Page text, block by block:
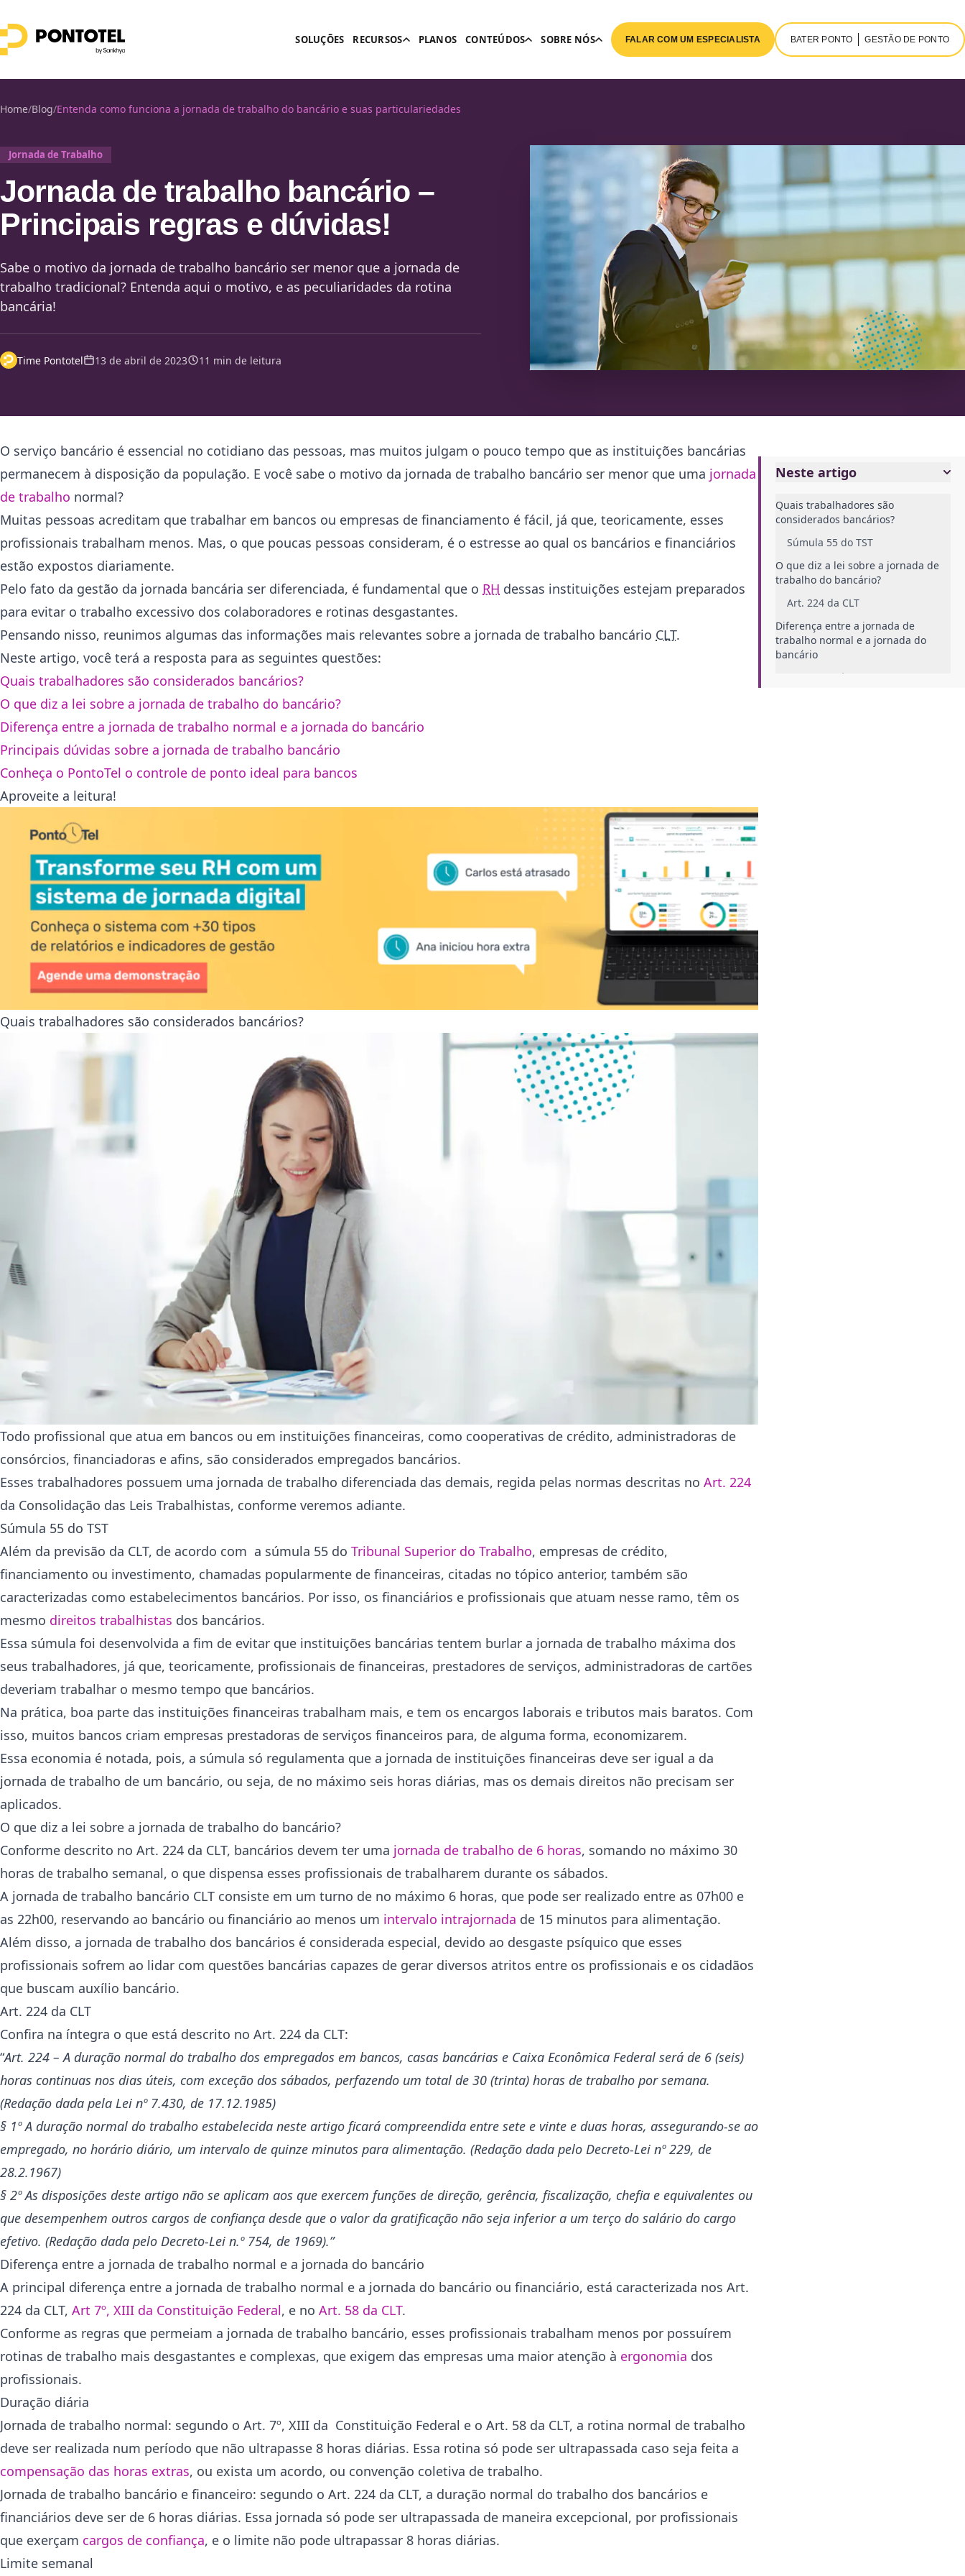
SOLUÇÕES RECURSOS PLANOS CONTEÚDOS SOBRE NÓS FALAR COM UM ESPECIALISTA BATER PONTO GESTÃO DE PONTO
Home/Blog/Entenda como funciona a jornada de trabalho do bancário e suas particulariedades
Jornada de Trabalho
Jornada de trabalho bancário –
Principais regras e dúvidas!
Sabe o motivo da jornada de trabalho bancário ser menor que a jornada de
trabalho tradicional? Entenda aqui o motivo, e as peculiaridades da rotina
bancária!
Time Pontotel 13 de abril de 2023 11 min de leitura
Neste artigo
Quais trabalhadores são
considerados bancários?
Súmula 55 do TST
O que diz a lei sobre a jornada de
trabalho do bancário?
Art. 224 da CLT
Diferença entre a jornada de
trabalho normal e a jornada do
bancário
Duração diária
O serviço bancário é essencial no cotidiano das pessoas, mas muitos julgam o pouco tempo que as instituições bancárias
permanecem à disposição da população. E você sabe o motivo da jornada de trabalho bancário ser menor que uma jornada
de trabalho normal?
Muitas pessoas acreditam que trabalhar em bancos ou empresas de financiamento é fácil, já que, teoricamente, esses
profissionais trabalham menos. Mas, o que poucas pessoas consideram, é o estresse ao qual os bancários e financiários
estão expostos diariamente.
Pelo fato da gestão da jornada bancária ser diferenciada, é fundamental que o RH dessas instituições estejam preparados
para evitar o trabalho excessivo dos colaboradores e rotinas desgastantes.
Pensando nisso, reunimos algumas das informações mais relevantes sobre a jornada de trabalho bancário CLT.
Neste artigo, você terá a resposta para as seguintes questões:
Quais trabalhadores são considerados bancários?
O que diz a lei sobre a jornada de trabalho do bancário?
Diferença entre a jornada de trabalho normal e a jornada do bancário
Principais dúvidas sobre a jornada de trabalho bancário
Conheça o PontoTel o controle de ponto ideal para bancos
Aproveite a leitura!
Quais trabalhadores são considerados bancários?
Todo profissional que atua em bancos ou em instituições financeiras, como cooperativas de crédito, administradoras de
consórcios, financiadoras e afins, são considerados empregados bancários.
Esses trabalhadores possuem uma jornada de trabalho diferenciada das demais, regida pelas normas descritas no Art. 224
da Consolidação das Leis Trabalhistas, conforme veremos adiante.
Súmula 55 do TST
Além da previsão da CLT, de acordo com a súmula 55 do Tribunal Superior do Trabalho, empresas de crédito,
financiamento ou investimento, chamadas popularmente de financeiras, citadas no tópico anterior, também são
caracterizadas como estabelecimentos bancários. Por isso, os financiários e profissionais que atuam nesse ramo, têm os
mesmo direitos trabalhistas dos bancários.
Essa súmula foi desenvolvida a fim de evitar que instituições bancárias tentem burlar a jornada de trabalho máxima dos
seus trabalhadores, já que, teoricamente, profissionais de financeiras, prestadores de serviços, administradoras de cartões
deveriam trabalhar o mesmo tempo que bancários.
Na prática, boa parte das instituições financeiras trabalham mais, e tem os encargos laborais e tributos mais baratos. Com
isso, muitos bancos criam empresas prestadoras de serviços financeiros para, de alguma forma, economizarem.
Essa economia é notada, pois, a súmula só regulamenta que a jornada de instituições financeiras deve ser igual a da
jornada de trabalho de um bancário, ou seja, de no máximo seis horas diárias, mas os demais direitos não precisam ser
aplicados.
O que diz a lei sobre a jornada de trabalho do bancário?
Conforme descrito no Art. 224 da CLT, bancários devem ter uma jornada de trabalho de 6 horas, somando no máximo 30
horas de trabalho semanal, o que dispensa esses profissionais de trabalharem durante os sábados.
A jornada de trabalho bancário CLT consiste em um turno de no máximo 6 horas, que pode ser realizado entre as 07h00 e
as 22h00, reservando ao bancário ou financiário ao menos um intervalo intrajornada de 15 minutos para alimentação.
Além disso, a jornada de trabalho dos bancários é considerada especial, devido ao desgaste psíquico que esses
profissionais sofrem ao lidar com questões bancárias capazes de gerar diversos atritos entre os profissionais e os cidadãos
que buscam auxílio bancário.
Art. 224 da CLT
Confira na íntegra o que está descrito no Art. 224 da CLT:
“Art. 224 – A duração normal do trabalho dos empregados em bancos, casas bancárias e Caixa Econômica Federal será de 6 (seis)
horas continuas nos dias úteis, com exceção dos sábados, perfazendo um total de 30 (trinta) horas de trabalho por semana.
(Redação dada pela Lei nº 7.430, de 17.12.1985)
§ 1º A duração normal do trabalho estabelecida neste artigo ficará compreendida entre sete e vinte e duas horas, assegurando-se ao
empregado, no horário diário, um intervalo de quinze minutos para alimentação. (Redação dada pelo Decreto-Lei nº 229, de
28.2.1967)
§ 2º As disposições deste artigo não se aplicam aos que exercem funções de direção, gerência, fiscalização, chefia e equivalentes ou
que desempenhem outros cargos de confiança desde que o valor da gratificação não seja inferior a um terço do salário do cargo
efetivo. (Redação dada pelo Decreto-Lei n.º 754, de 1969).”
Diferença entre a jornada de trabalho normal e a jornada do bancário
A principal diferença entre a jornada de trabalho normal e a jornada do bancário ou financiário, está caracterizada nos Art.
224 da CLT, Art 7º, XIII da Constituição Federal, e no Art. 58 da CLT.
Conforme as regras que permeiam a jornada de trabalho bancário, esses profissionais trabalham menos por possuírem
rotinas de trabalho mais desgastantes e complexas, que exigem das empresas uma maior atenção à ergonomia dos
profissionais.
Duração diária
Jornada de trabalho normal: segundo o Art. 7º, XIII da Constituição Federal e o Art. 58 da CLT, a rotina normal de trabalho
deve ser realizada num período que não ultrapasse 8 horas diárias. Essa rotina só pode ser ultrapassada caso seja feita a
compensação das horas extras, ou exista um acordo, ou convenção coletiva de trabalho.
Jornada de trabalho bancário e financeiro: segundo o Art. 224 da CLT, a duração normal do trabalho dos bancários e
financiários deve ser de 6 horas diárias. Essa jornada só pode ser ultrapassada de maneira excepcional, por profissionais
que exerçam cargos de confiança, e o limite não pode ultrapassar 8 horas diárias.
Limite semanal